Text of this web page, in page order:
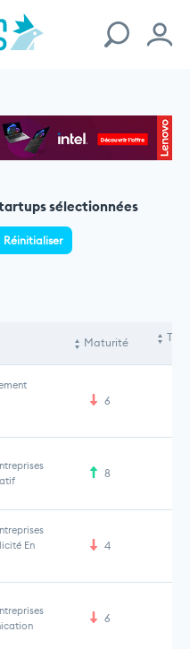
sélectionnées
Réinitialiser
Maturité
6
8
En
4
6